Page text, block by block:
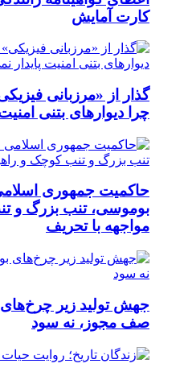
کارت آمایش
گذار از «مرزبانی
چرا دیوارهای بتنی
حاکمیت جمهوری
بوموسی، تنب بزرگ و‌
مواجهه با تحریف
جهش تولید زیر
صف مجوز، نه سود